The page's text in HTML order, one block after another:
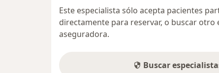
Este especialista sólo acepta pacientes
directamente para reservar, o buscar otro
aseguradora.
Buscar